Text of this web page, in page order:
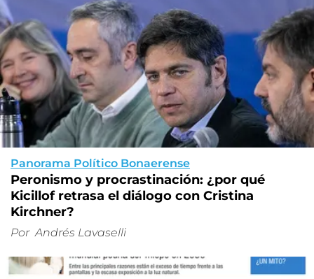
Panorama Político Bonaerense
Peronismo y procrastinación: ¿por qué
Kicillof retrasa el diálogo con Cristina
Kirchner?
Por Andrés Lavaselli